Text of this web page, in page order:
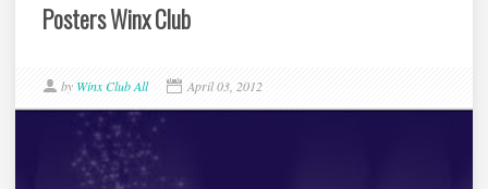
Posters Winx Club
by Winx Club All April 03, 2012